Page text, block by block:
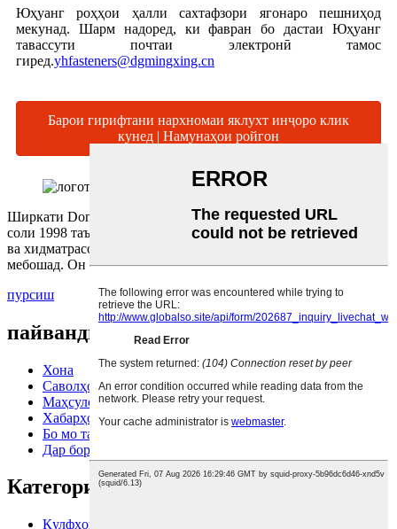
Юҳуанг роҳҳои ҳалли сахтафзори ягонаро пешниҳод
мекунад. Шарм надоред, ки фавран бо дастаи Юҳуанг
тавассути почтаи электронӣ тамос
гиред.yhfasteners@dgmingxing.cn
Барои гирифтани нархномаи яклухт инҷоро клик
кунед | Намунаҳои ройгон
Ширкати Dongguan Yuhuang Electronic Technology Co., Ltd.
соли 1998 таъсис ёфта, истеҳсолот, тадқиқот ва рушд, фурӯш
ва хидматрасонӣ дар яке аз корхонаҳои саноатӣ ва тиҷоратӣ
мебошад. Он асосан ба тадқиқот...
пурсиш
пайванди зуд
Хона
Саволҳои зиёд такрормешуда
Маҳсулот
Хабарҳо
Бо мо тамос гиред
Дар бораи мо
Категорияҳои маҳсулот
Қулфҳои фармоишӣ